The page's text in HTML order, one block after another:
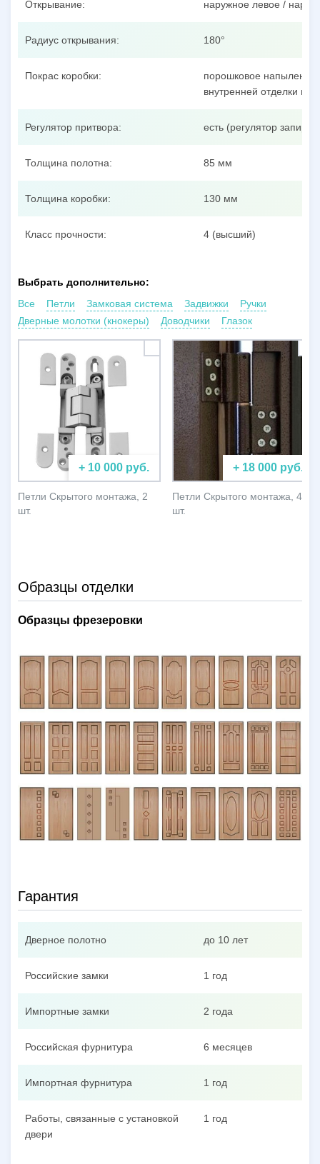
Открывание: наружное левое /
Радиус открывания: 180°
Покрас коробки:
порошковое напыление
внутренней отделки
Регулятор притвора: есть (регулятор
Толщина полотна: 85 мм
Толщина коробки: 130 мм
Класс прочности: 4 (высший)
Выбрать дополнительно:
Все
Петли Замковая система Задвижки
Ручки
Дверные молотки (кнокеры)
Доводчики Глазок
+ 10 000 руб.
Петли Скрытого монтажа, 2
шт.
+ 18 000 руб.
Петли Скрытого монтажа, 4
шт.
Образцы отделки
Образцы фрезеровки
Гарантия
Дверное полотно до 10 лет
Российские замки 1 год
Импортные замки 2 года
Российская фурнитура 6 месяцев
Импортная фурнитура 1 год
Работы, связанные с установкой
двери
1 год